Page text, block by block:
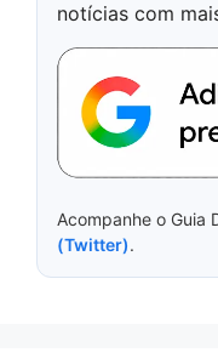
notícias com
Acompanhe o Guia
(Twitter).